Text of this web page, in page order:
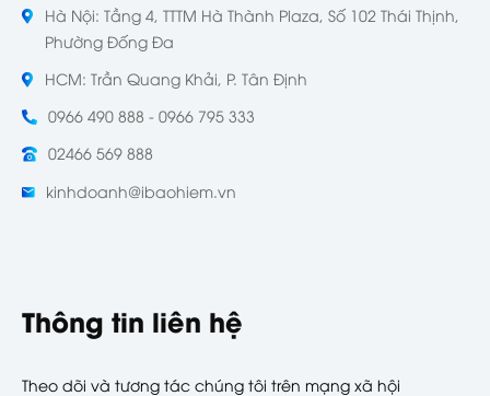
Hà Nội: Tầng 4, TTTM Hà Thành Plaza, Số 102 Thái Thịnh,
Phường Đống Đa
HCM: Trần Quang Khải, P. Tân Định
0966 490 888 - 0966 795 333
02466 569 888
kinhdoanh@ibaohiem.vn
Thông tin liên hệ
Theo dõi và tương tác chúng tôi trên mạng xã hội